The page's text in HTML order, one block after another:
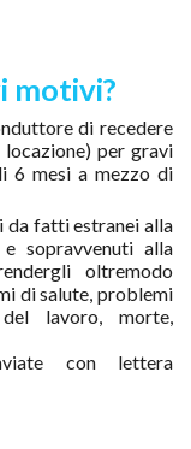
motivi?
di recedere
per gravi
6 mesi a mezzo di
da fatti estranei alla
sopravvenuti alla
oltremodo
di salute, problemi
lavoro, morte,
con lettera